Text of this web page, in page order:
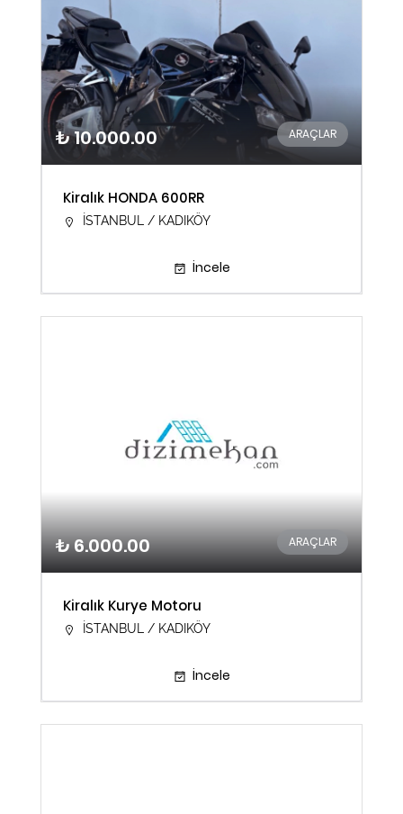
₺ 10.000.00 ARAÇLAR
Kiralık HONDA 600RR
İSTANBUL / KADIKÖY
İncele
₺ 6.000.00 ARAÇLAR
Kiralık Kurye Motoru
İSTANBUL / KADIKÖY
İncele